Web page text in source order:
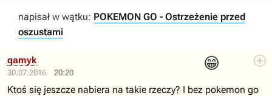
napisał w wątku: POKEMON GO - Ostrzeżenie przed
oszustami
30.07.2016 20:20
😁
qamyk
Ktoś się jeszcze nabiera na takie rzeczy? I bez pokemon go